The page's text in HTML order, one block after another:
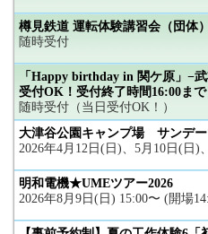
樽見鉄道 運転体験講習会（団体）
随時受付
「Happy birthday in 関ケ原」−
受付OK！受付終了時間16:00まで
随時受付（当日受付OK！）
大津谷公園キャンプ場 サンデー
2026年4月12日(日)、5月10日(日)
明和電機★UMEツアー2026
2026年8月9日(日) 15:00〜 (開場